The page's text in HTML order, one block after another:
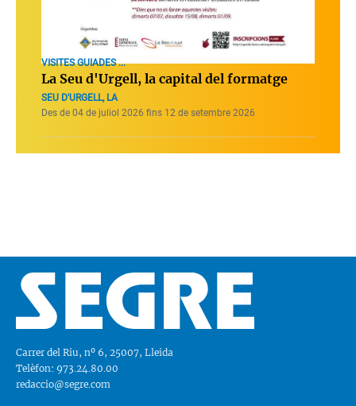
VISITES GUIADES ...
La Seu d'Urgell, la capital del formatge
SEU D'URGELL, LA
Des de 04 de juliol 2026 fins 12 de setembre 2026
Carrer del Riu, nº 6, 25007, Lleida
Telèfon: 973.24.80.00
redaccio@segre.com